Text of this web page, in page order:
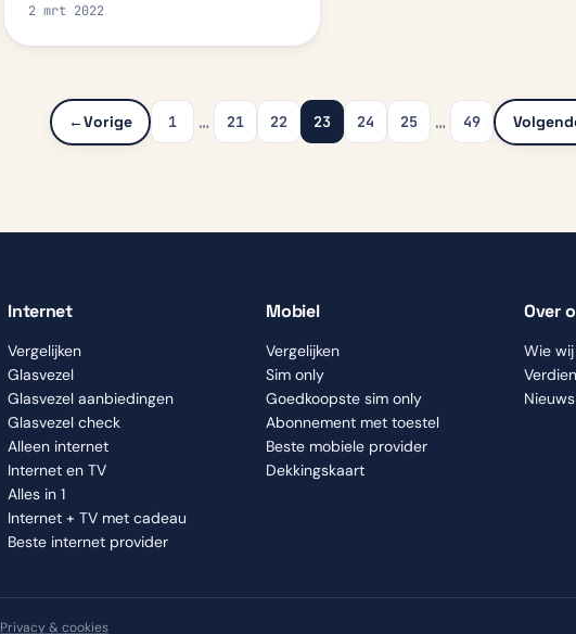
Formule 1 beelden op Viaplay te…
2 mrt 2022
←Vorige 1 … 21 22 23 24 25 … 49
Internet
Vergelijken
Glasvezel
Glasvezel aanbiedingen
Glasvezel check
Alleen internet
Internet en TV
Alles in 1
Internet + TV met cadeau
Beste internet provider
Mobiel
Vergelijken
Sim only
Goedkoopste sim only
Abonnement met toestel
Beste mobiele provider
Dekkingskaart
Over
Wie
Nieuws
Privacy & cookies